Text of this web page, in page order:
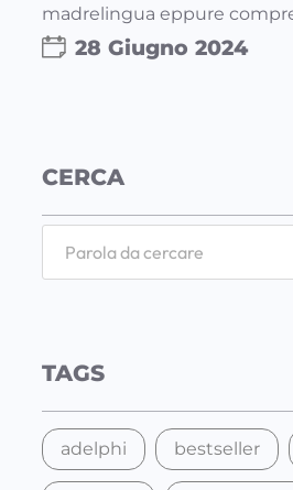
madrelingua eppure
28 Giugno 2024
CERCA
c
TAGS
adelphi bestseller